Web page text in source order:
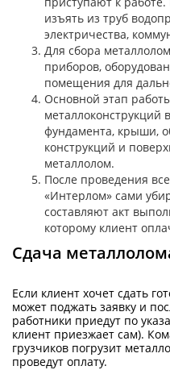
изъять из труб
электричества,
Для сбора
приборов,
помещения для
Основной этап
металлоконструкций
фундамента, крыши,
конструкций и
металлолом.
После проведения
«Интерлом» сами
составляют акт
которому клиент
Сдача
Если клиент хочет сдать
может поджать заявку и
работники приедут по
клиент приезжает сам).
грузчиков погрузит
проведут оплату.